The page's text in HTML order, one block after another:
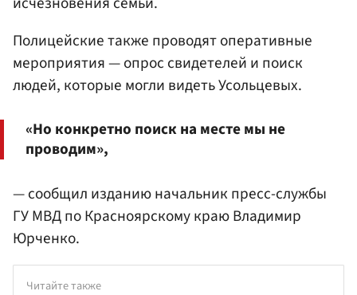
Полицейские также проводят оперативные
мероприятия — опрос свидетелей и поиск
людей, которые могли видеть Усольцевых.
«Но конкретно поиск на месте мы не
проводим»,
— сообщил изданию начальник пресс-службы
ГУ МВД по Красноярскому краю Владимир
Юрченко.
Читайте также